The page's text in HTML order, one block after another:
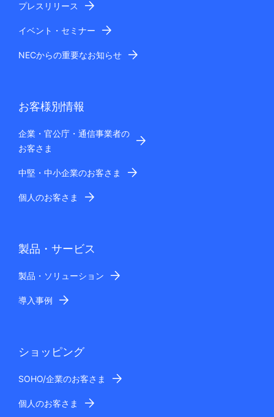
プレスリリース
イベント・セミナー
NECからの重要なお知らせ
お客様別情報
企業・官公庁・通信事業者の
お客さま
中堅・中小企業のお客さま
個人のお客さま
製品・サービス
製品・ソリューション
導入事例
ショッピング
SOHO/企業のお客さま
個人のお客さま